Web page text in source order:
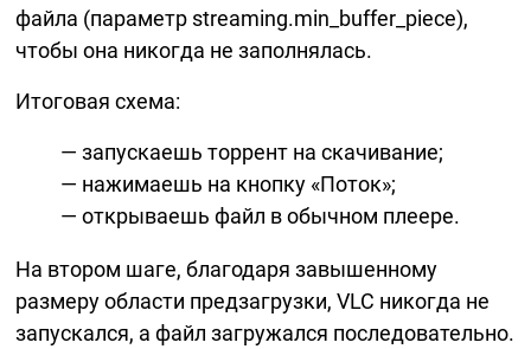
файла (параметр streaming.min_buffer_piece),
чтобы она никогда не заполнялась.
Итоговая схема:
запускаешь торрент на скачивание;
нажимаешь на кнопку «Поток»;
открываешь файл в обычном плеере.
На втором шаге, благодаря завышенному
размеру области предзагрузки, VLC никогда не
запускался, а файл загружался последовательно.